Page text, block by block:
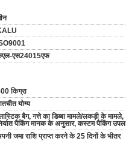
एस24015एफ
किग्रा
योग्य
बैग, गत्ते का डिब्बा मामले/लकड़ी के मामले,
पैकिंग मानक के अनुसार, कस्टम पैकिंग उपल
जमा राशि प्राप्त करने के 25 दिनों के भीतर